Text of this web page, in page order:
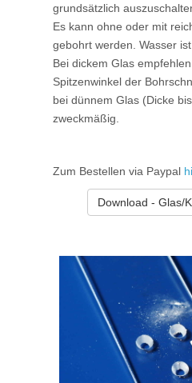
grundsätzlich
Es kann ohne oder mit
gebohrt werden. Wasser
Bei dickem Glas
Spitzenwinkel der
bei dünnem Glas (Dicke
zweckmäßig.
Zum Bestellen via Paypal
Download - Glas/